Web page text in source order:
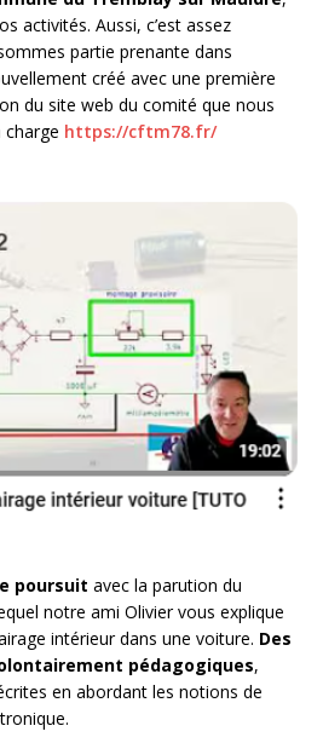
activités. Aussi, c’est assez
partie prenante dans
créé avec une première
du site web du comité que nous
https://cftm78.fr/
poursuit avec la parution du
notre ami Olivier vous explique
intérieur dans une voiture. Des
pédagogiques,
en abordant les notions de